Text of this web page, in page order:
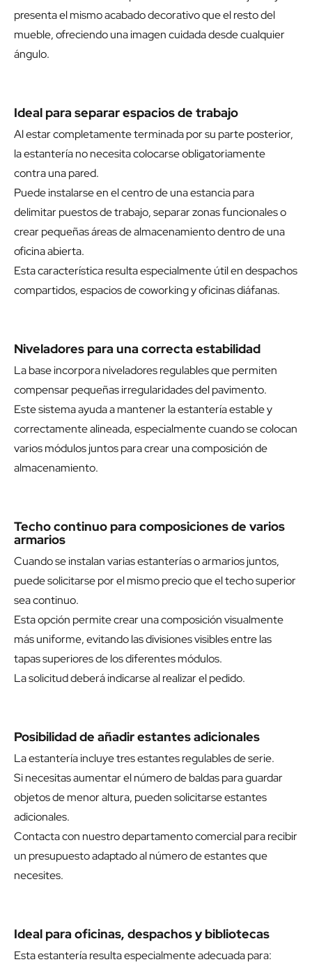
presenta el mismo acabado decorativo que el resto del
mueble, ofreciendo una imagen cuidada desde cualquier
ángulo.
Ideal para separar espacios de trabajo
Al estar completamente terminada por su parte posterior,
la estantería no necesita colocarse obligatoriamente
contra una pared.
Puede instalarse en el centro de una estancia para
delimitar puestos de trabajo, separar zonas funcionales o
crear pequeñas áreas de almacenamiento dentro de una
oficina abierta.
Esta característica resulta especialmente útil en despachos
compartidos, espacios de coworking y oficinas diáfanas.
Niveladores para una correcta estabilidad
La base incorpora niveladores regulables que permiten
compensar pequeñas irregularidades del pavimento.
Este sistema ayuda a mantener la estantería estable y
correctamente alineada, especialmente cuando se colocan
varios módulos juntos para crear una composición de
almacenamiento.
Techo continuo para composiciones de varios
armarios
Cuando se instalan varias estanterías o armarios juntos,
puede solicitarse por el mismo precio que el techo superior
sea continuo.
Esta opción permite crear una composición visualmente
más uniforme, evitando las divisiones visibles entre las
tapas superiores de los diferentes módulos.
La solicitud deberá indicarse al realizar el pedido.
Posibilidad de añadir estantes adicionales
La estantería incluye tres estantes regulables de serie.
Si necesitas aumentar el número de baldas para guardar
objetos de menor altura, pueden solicitarse estantes
adicionales.
Contacta con nuestro departamento comercial para recibir
un presupuesto adaptado al número de estantes que
necesites.
Ideal para oficinas, despachos y bibliotecas
Esta estantería resulta especialmente adecuada para: